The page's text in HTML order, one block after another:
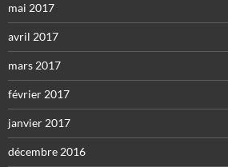
mai 2017
avril 2017
mars 2017
février 2017
janvier 2017
décembre 2016